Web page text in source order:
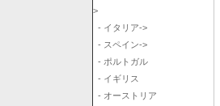
>
- イタリア->
- スペイン->
- ポルトガル
- イギリス
- オーストリア